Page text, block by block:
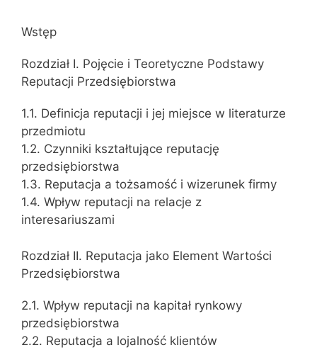
Wstęp
Rozdział I. Pojęcie i Teoretyczne Podstawy
Reputacji Przedsiębiorstwa
1.1. Definicja reputacji i jej miejsce w literaturze
przedmiotu
1.2. Czynniki kształtujące reputację
przedsiębiorstwa
1.3. Reputacja a tożsamość i wizerunek firmy
1.4. Wpływ reputacji na relacje z
interesariuszami
Rozdział II. Reputacja jako Element Wartości
Przedsiębiorstwa
2.1. Wpływ reputacji na kapitał rynkowy
przedsiębiorstwa
2.2. Reputacja a lojalność klientów